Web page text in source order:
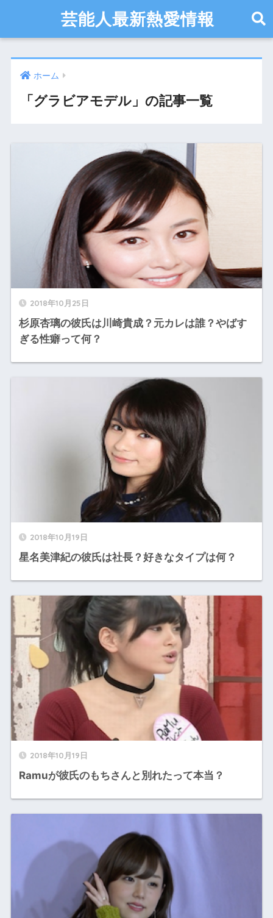
芸能人最新熱愛情報
ホーム
「グラビアモデル」の記事一覧
2018年10月25日
杉原杏璃の彼氏は川崎貴成？元カレは誰？やばす
ぎる性癖って何？
2018年10月19日
星名美津紀の彼氏は社長？好きなタイプは何？
2018年10月19日
Ramuが彼氏のもちさんと別れたって本当？